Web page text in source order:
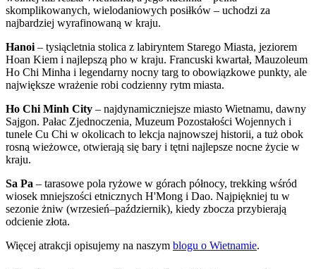
skomplikowanych, wielodaniowych posiłków – uchodzi za
najbardziej wyrafinowaną w kraju.
Hanoi – tysiącletnia stolica z labiryntem Starego Miasta, jeziorem
Hoan Kiem i najlepszą pho w kraju. Francuski kwartał, Mauzoleum
Ho Chi Minha i legendarny nocny targ to obowiązkowe punkty, ale
największe wrażenie robi codzienny rytm miasta.
Ho Chi Minh City – najdynamiczniejsze miasto Wietnamu, dawny
Sajgon. Pałac Zjednoczenia, Muzeum Pozostałości Wojennych i
tunele Cu Chi w okolicach to lekcja najnowszej historii, a tuż obok
rosną wieżowce, otwierają się bary i tętni najlepsze nocne życie w
kraju.
Sa Pa – tarasowe pola ryżowe w górach północy, trekking wśród
wiosek mniejszości etnicznych H'Mong i Dao. Najpiękniej tu w
sezonie żniw (wrzesień–październik), kiedy zbocza przybierają
odcienie złota.
Więcej atrakcji opisujemy na naszym blogu o Wietnamie.